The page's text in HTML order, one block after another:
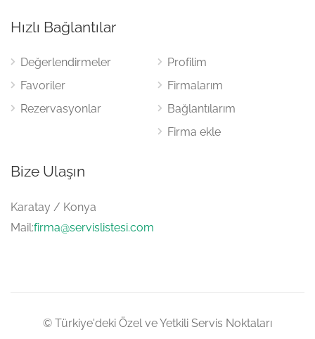
Hızlı Bağlantılar
Değerlendirmeler
Favoriler
Rezervasyonlar
Profilim
Firmalarım
Bağlantılarım
Firma ekle
Bize Ulaşın
Karatay / Konya
Mail:firma@servislistesi.com
© Türkiye'deki Özel ve Yetkili Servis Noktaları